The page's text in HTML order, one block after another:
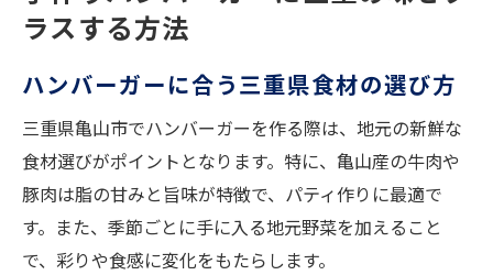
ラスする方法
ハンバーガーに合う三重県食材の選び方
三重県亀山市でハンバーガーを作る際は、地元の新鮮な
食材選びがポイントとなります。特に、亀山産の牛肉や
豚肉は脂の甘みと旨味が特徴で、パティ作りに最適で
す。また、季節ごとに手に入る地元野菜を加えること
で、彩りや食感に変化をもたらします。